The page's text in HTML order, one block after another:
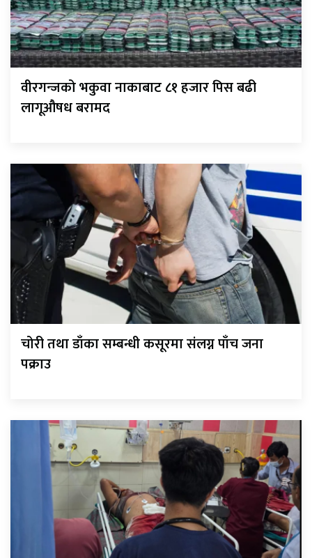
वीरगन्जको भकुवा नाकाबाट ८१ हजार पिस बढी
लागूऔषध बरामद
चोरी तथा डाँका सम्बन्धी कसूरमा संलग्न पाँच जना
पक्राउ